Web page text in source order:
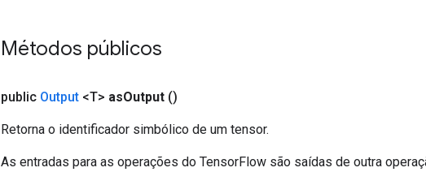
Métodos públicos
public Output <T> asOutput ()
Retorna o identificador simbólico de um tensor.
As entradas para as operações do TensorFlow são saídas de outra